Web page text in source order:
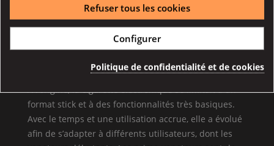
COMMENT BIEN CHOISIR SA PREMIÈRE CIGARETTE ÉLECTRONIQUE ?
À l’origine, la cigarette électronique se limitait à un
format stick et à des fonctionnalités très basiques.
Avec le temps et une utilisation accrue, elle a évolué
afin de s’adapter à différents utilisateurs, dont les
Refuser tous les cookies
Configurer
Politique de confidentialité et de cookies